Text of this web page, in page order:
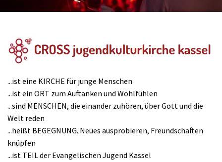
...ist eine KIRCHE für junge Menschen
...ist ein ORT zum Auftanken und Wohlfühlen
...sind MENSCHEN, die einander zuhören, über Gott und die
Welt reden
...heißt BEGEGNUNG. Neues ausprobieren, Freundschaften
knüpfen
...ist TEIL der Evangelischen Jugend Kassel